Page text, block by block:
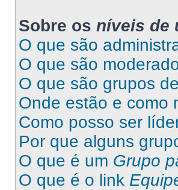
Sobre os níveis de
O que são
O que são
O que são grupos
Onde estão e como
Como posso ser
Por que alguns
O que é um Grupo
O que é o link